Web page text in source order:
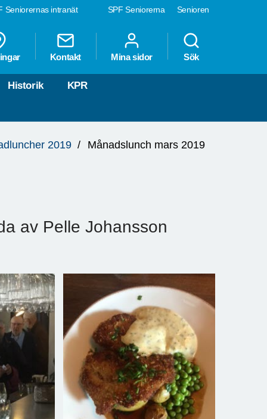
SPF Seniorerna Senioren
Seniorernas intranät
Kontakt Mina sidor Sök
Historik KPR
2019 Månadslunch mars 2019
av Pelle Johansson